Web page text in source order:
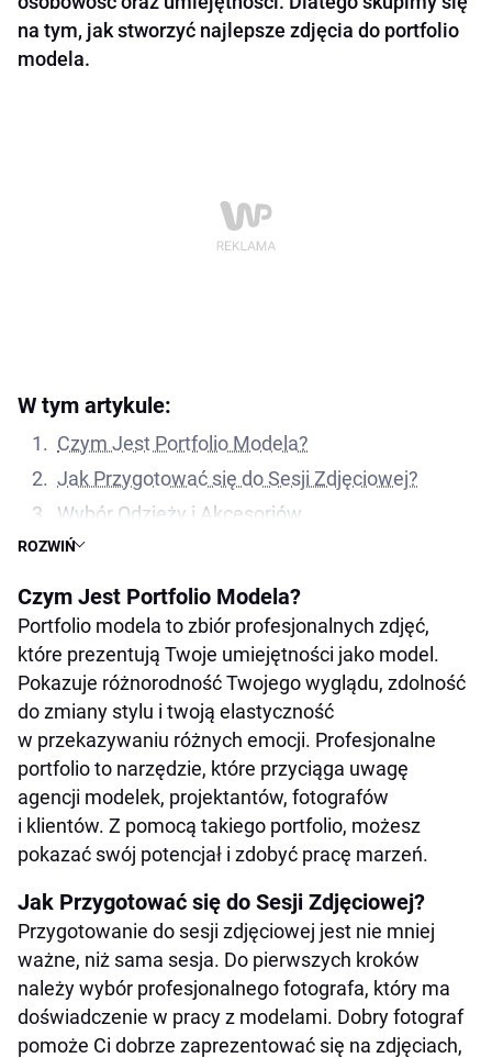
na tym, jak stworzyć najlepsze zdjęcia do portfolio
modela.
W tym artykule:
ROZWIŃ
Czym Jest Portfolio Modela?
Jak Przygotować się do Sesji Zdjęciowej?
Wybór Odzieży i Akcesoriów
Gdzie Robić Zdjęcia do Portfolio?
Zgromadzenie Profesjonalnej Ekipy
Podsumowanie
Czym Jest Portfolio Modela?
Portfolio modela to zbiór profesjonalnych zdjęć,
które prezentują Twoje umiejętności jako model.
Pokazuje różnorodność Twojego wyglądu, zdolność
do zmiany stylu i twoją elastyczność
w przekazywaniu różnych emocji. Profesjonalne
portfolio to narzędzie, które przyciąga uwagę
agencji modelek, projektantów, fotografów
i klientów. Z pomocą takiego portfolio, możesz
pokazać swój potencjał i zdobyć pracę marzeń.
Jak Przygotować się do Sesji Zdjęciowej?
Przygotowanie do sesji zdjęciowej jest nie mniej
ważne, niż sama sesja. Do pierwszych kroków
należy wybór profesjonalnego fotografa, który ma
doświadczenie w pracy z modelami. Dobry fotograf
pomoże Ci dobrze zaprezentować się na zdjęciach,